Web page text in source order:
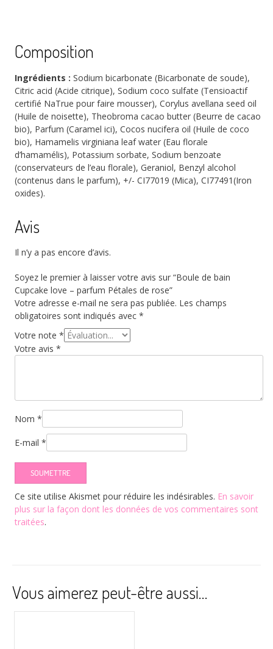
Composition
Ingrédients : Sodium bicarbonate (Bicarbonate de soude),
Citric acid (Acide citrique), Sodium coco sulfate (Tensioactif
certifié NaTrue pour faire mousser), Corylus avellana seed oil
(Huile de noisette), Theobroma cacao butter (Beurre de cacao
bio), Parfum (Caramel ici), Cocos nucifera oil (Huile de coco
bio), Hamamelis virginiana leaf water (Eau florale
d’hamamélis), Potassium sorbate, Sodium benzoate
(conservateurs de l’eau florale), Geraniol, Benzyl alcohol
(contenus dans le parfum), +/- CI77019 (Mica), CI77491(Iron
oxides).
Avis
Il n’y a pas encore d’avis.
Soyez le premier à laisser votre avis sur “Boule de bain
Cupcake love – parfum Pétales de rose”
Votre adresse e-mail ne sera pas publiée. Les champs
obligatoires sont indiqués avec*
Votre note*
Votre avis*
Nom*
E-mail*
Ce site utilise Akismet pour réduire les indésirables. En savoir
plus sur la façon dont les données de vos commentaires sont
traitées.
Vous aimerez peut-être aussi…